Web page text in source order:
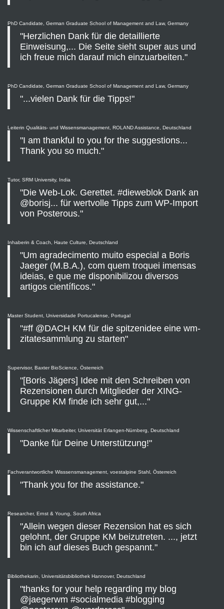
PhD Candidate, German Graduate School of Management and Law, Germany
"Herzlichen Dank für die detaillierte
Einweisung,... Die Seite sieht super aus und
ich freue mich darauf mich einzuarbeiten."
PhD Candidate, German Graduate School of Management and Law, Germany
"...vielen Dank für die Tipps!"
Leiterin Qualitäts- und Wissensmanagement, ROLAND Assistance, Deutschland
"I am thankful to you for the suggestions...
Thank you so much."
Tutor, SRM University, India
"Die Web-Lok. Gerettet. #dieweblok Dank an
@borisj... für wertvolle Tipps zum WP-Import
von Posterous."
Inhaberin & Coach, Haute Culture, Deutschland
"Um agradecimento muito especial a Boris
Jaeger (M.B.A.), com quem troquei imensas
ideias, e que me disponibilizou diversos
artigos científicos."
Master Student, Universidade Portucalense, Portugal
"#ff @DACH KM für die spitzenidee eine wm-
zitatesammlung zu starten"
Supervisor, Baxter BioScience, Österreich
"[Boris Jägers] Idee mit den Schreiben von
Rezensionen durch Mitglieder der XING-
Gruppe KM finde ich sehr gut,..."
Wissenschaftlicher Mitarbeiter, Universität Erlangen-Nürnberg, Deutschland
"Danke für Deine Unterstützung!"
Fachverantwortliche Wisssensmanagement, voestalpine Stahl, Österreich
"Thank you for the assistance."
Researcher, Ernst & Young, South Africa
"Allein wegen dieser Rezension hat es sich
gelohnt, der Gruppe KM beizutreten. ..., jetzt
bin ich auf dieses Buch gespannt."
Bibliothekarin, Universitätsbibliothek Hannover, Deutschland
"thanks for your help regarding my blog
@jaegerwm #socialmedia #blogging